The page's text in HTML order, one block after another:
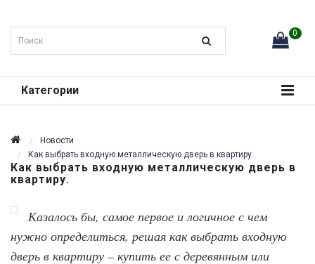
0
Категории
Новости
Как выбрать входную металлическую дверь в квартиру.
Как выбрать входную металлическую дверь в
квартиру.
Казалось бы, самое первое и логичное с чем
нужно определиться, решая как выбрать входную
дверь в квартиру – купить ее с деревянным или